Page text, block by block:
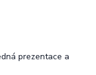
prezentace a